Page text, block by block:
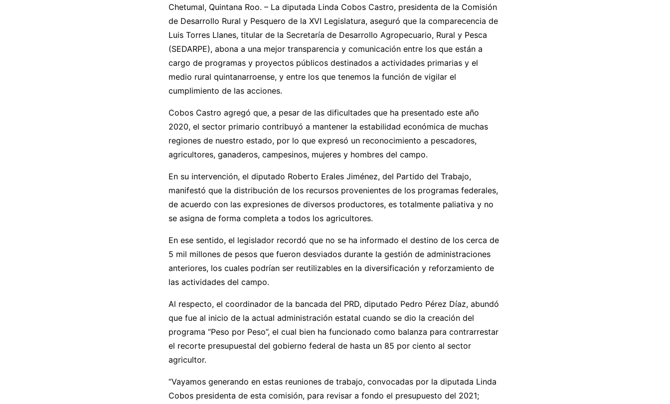
Chetumal, Quintana Roo. – La diputada Linda Cobos Castro, presidenta de la Comisión
de Desarrollo Rural y Pesquero de la XVI Legislatura, aseguró que la comparecencia de
Luis Torres Llanes, titular de la Secretaría de Desarrollo Agropecuario, Rural y Pesca
(SEDARPE), abona a una mejor transparencia y comunicación entre los que están a
cargo de programas y proyectos públicos destinados a actividades primarias y el
medio rural quintanarroense, y entre los que tenemos la función de vigilar el
cumplimiento de las acciones.
Cobos Castro agregó que, a pesar de las dificultades que ha presentado este año
2020, el sector primario contribuyó a mantener la estabilidad económica de muchas
regiones de nuestro estado, por lo que expresó un reconocimiento a pescadores,
agricultores, ganaderos, campesinos, mujeres y hombres del campo.
En su intervención, el diputado Roberto Erales Jiménez, del Partido del Trabajo,
manifestó que la distribución de los recursos provenientes de los programas federales,
de acuerdo con las expresiones de diversos productores, es totalmente paliativa y no
se asigna de forma completa a todos los agricultores.
En ese sentido, el legislador recordó que no se ha informado el destino de los cerca de
5 mil millones de pesos que fueron desviados durante la gestión de administraciones
anteriores, los cuales podrían ser reutilizables en la diversificación y reforzamiento de
las actividades del campo.
Al respecto, el coordinador de la bancada del PRD, diputado Pedro Pérez Díaz, abundó
que fue al inicio de la actual administración estatal cuando se dio la creación del
programa “Peso por Peso”, el cual bien ha funcionado como balanza para contrarrestar
el recorte presupuestal del gobierno federal de hasta un 85 por ciento al sector
agricultor.
“Vayamos generando en estas reuniones de trabajo, convocadas por la diputada Linda
Cobos presidenta de esta comisión, para revisar a fondo el presupuesto del 2021;